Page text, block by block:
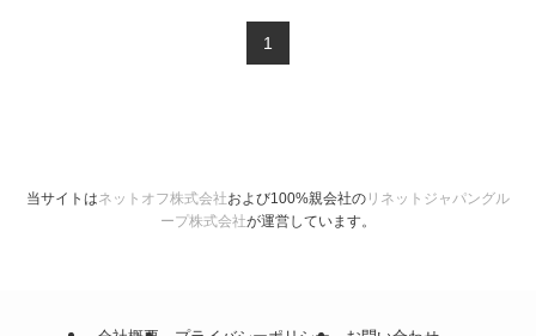
1
当サイトはネットオフ株式会社および100%親会社の リネットジャパングル
ープ株式会社が運営しています。